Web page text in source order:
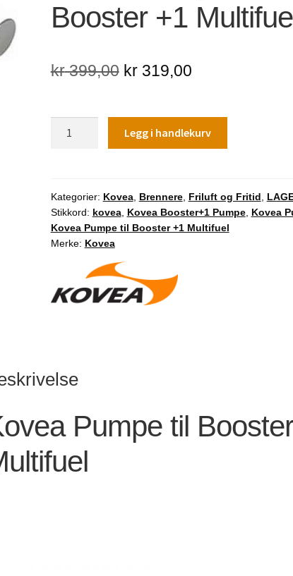
Booster +1
kr399,00 Opprinnelig
var:
kr 399,00.
kr319,00Nåværende
er:
kr 319,00.
+1
Multifuel
antall
Legg i handlekurv
Kategorier: Kovea, Brennere, Friluft og Fritid
Stikkord: kovea, Kovea Booster+1 Pumpe, Kovea
Kovea Pumpe til Booster +1 Multifuel
Merke: Kovea
Pumpe til